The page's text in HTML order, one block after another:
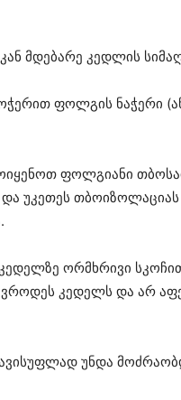
მდებარე კედლის
ფოლგის ნაჭერი
ფოლგიანი
უკეთეს
ორმხრივი
კედელს და არ
უნდა